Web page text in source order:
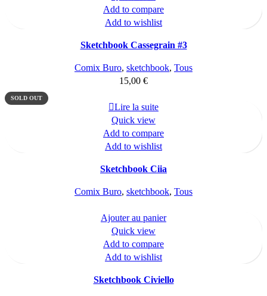
Add to compare
Add to wishlist
Sketchbook Cassegrain #3
Comix Buro, sketchbook, Tous
15,00 €
SOLD OUT
Lire la suite
Quick view
Add to compare
Add to wishlist
Sketchbook Ciia
Comix Buro, sketchbook, Tous
Ajouter au panier
Quick view
Add to compare
Add to wishlist
Sketchbook Civiello